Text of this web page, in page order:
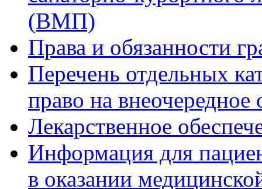
(ВМП)
Права и обязанности
Перечень отдельных
право на
Лекарственное
Информация для
в оказании